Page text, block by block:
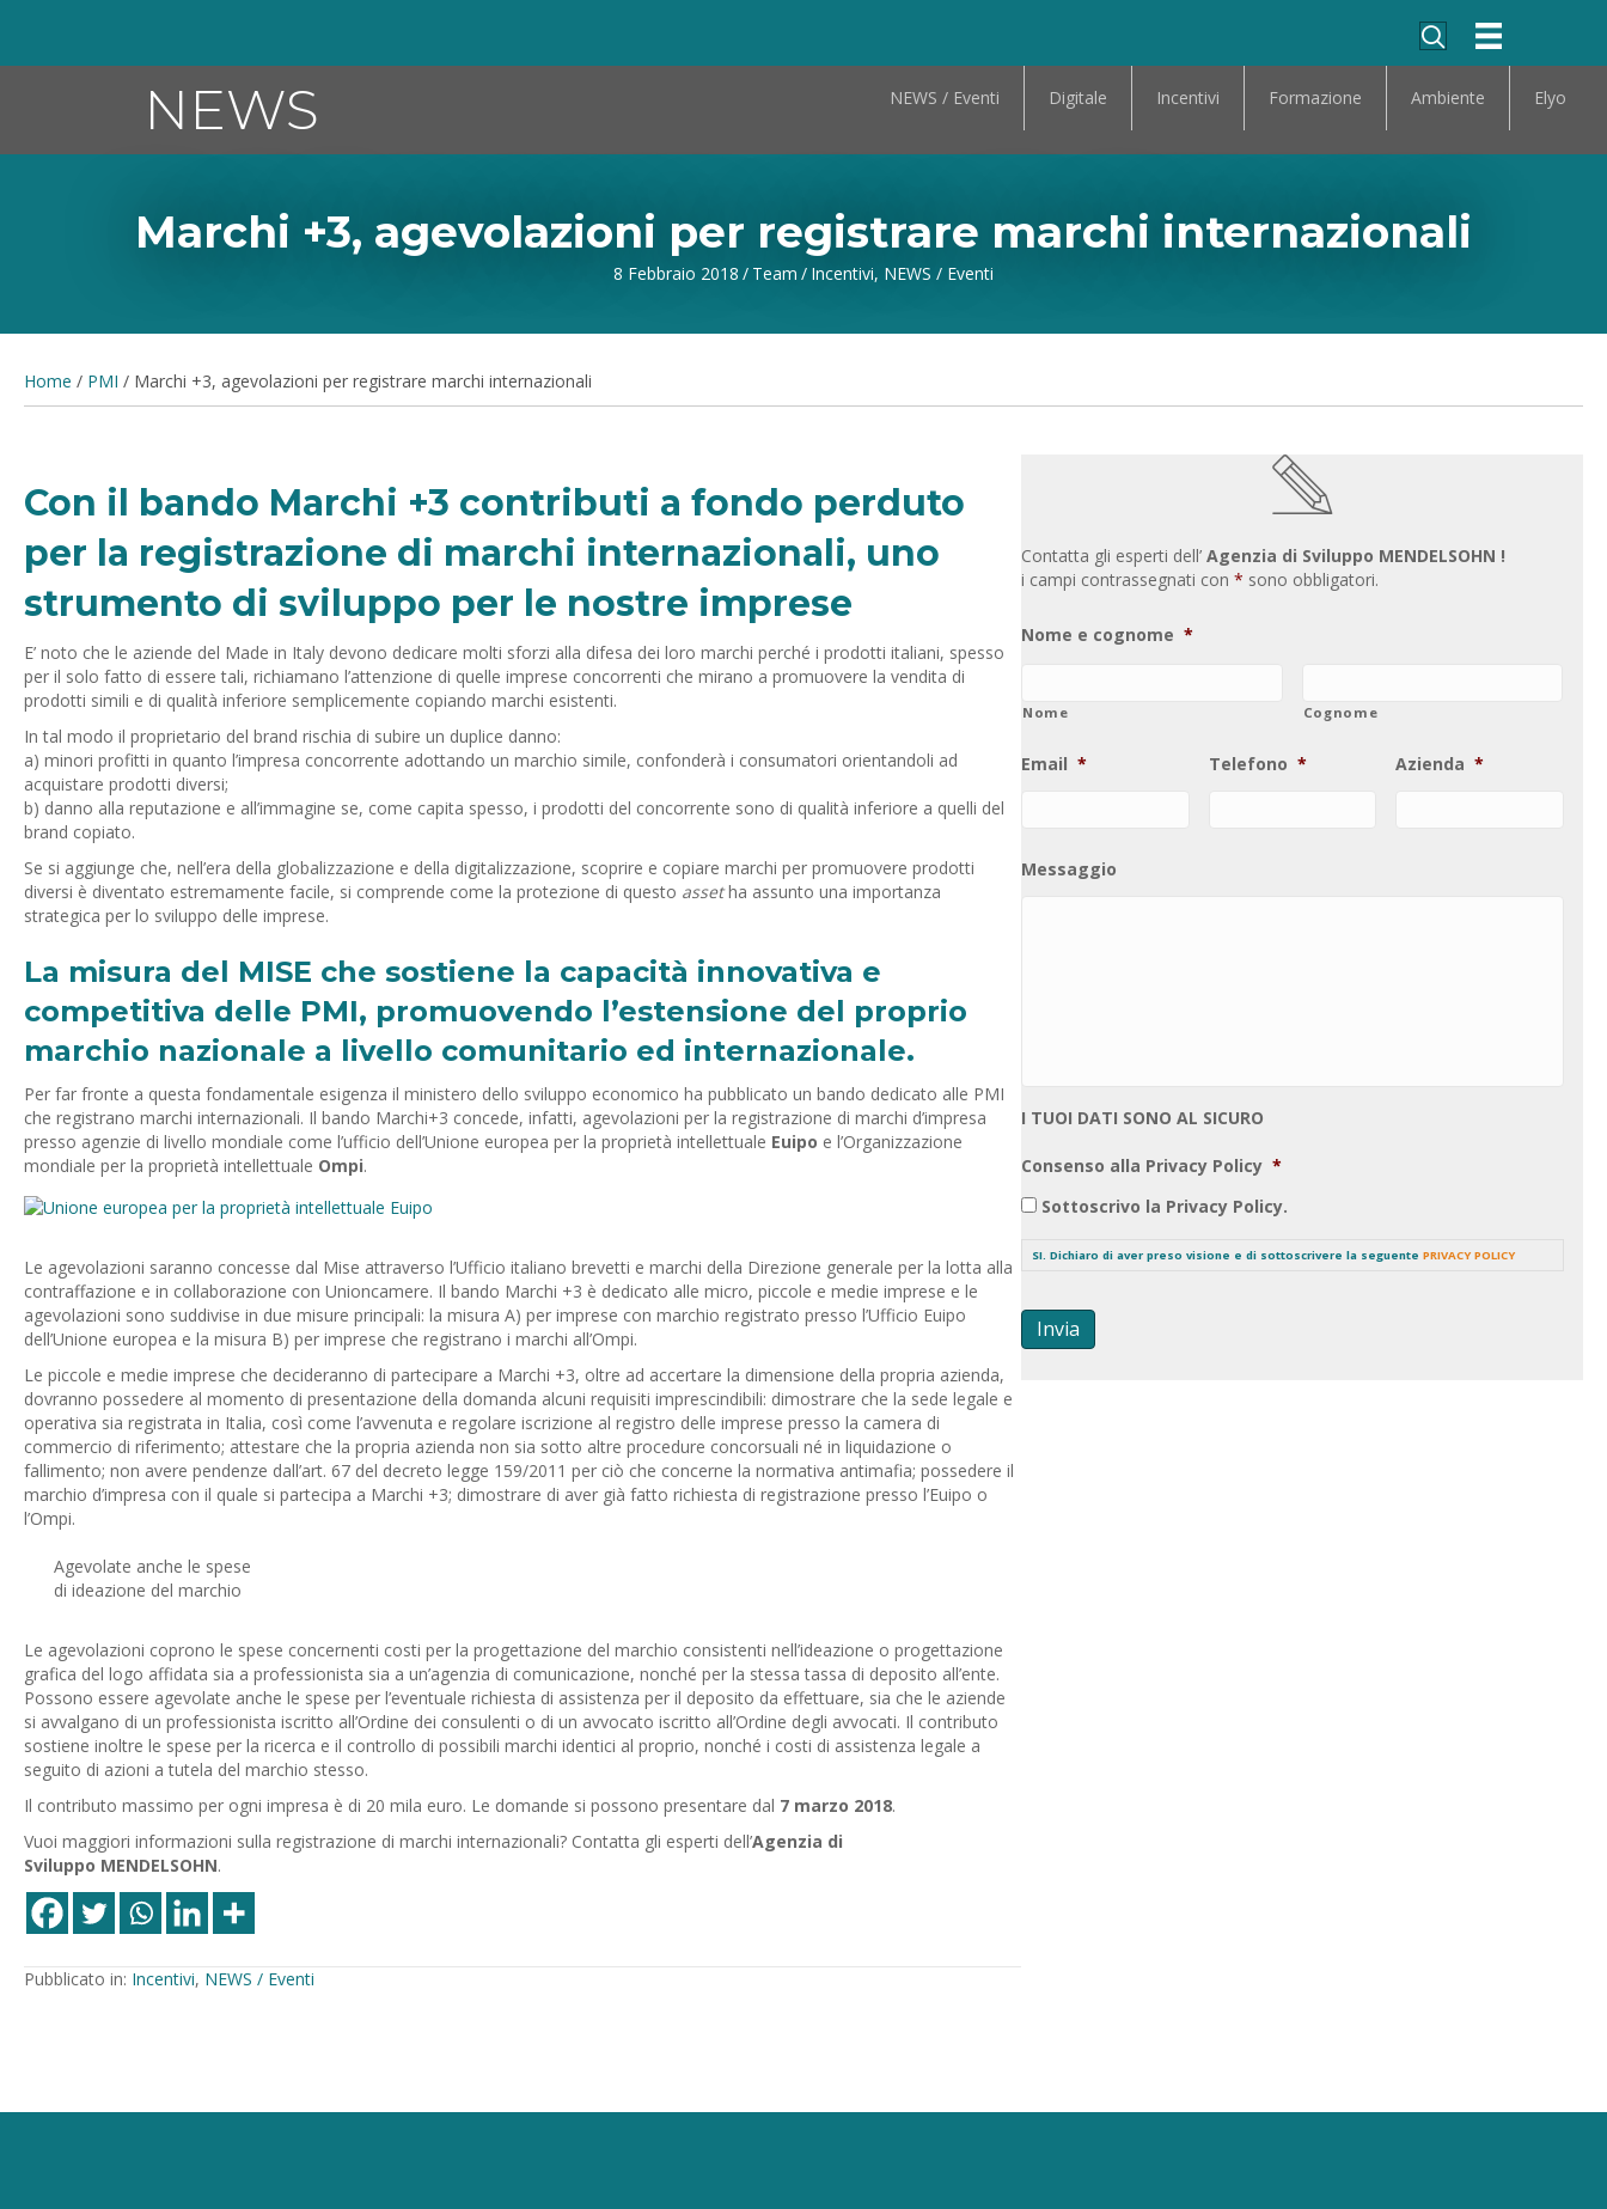
NEWS NEWS / Eventi Digitale Incentivi Formazione Ambiente Elyo
Marchi +3, agevolazioni per registrare marchi internazionali
8 Febbraio 2018 / Team / Incentivi, NEWS / Eventi
Home / PMI / Marchi +3, agevolazioni per registrare marchi internazionali
Con il bando Marchi +3 contributi a fondo perduto
per la registrazione di marchi internazionali, uno
strumento di sviluppo per le nostre imprese
E’ noto che le aziende del Made in Italy devono dedicare molti sforzi alla difesa dei loro marchi perché i prodotti italiani, spesso
per il solo fatto di essere tali, richiamano l’attenzione di quelle imprese concorrenti che mirano a promuovere la vendita di
prodotti simili e di qualità inferiore semplicemente copiando marchi esistenti.
In tal modo il proprietario del brand rischia di subire un duplice danno:
a) minori profitti in quanto l’impresa concorrente adottando un marchio simile, confonderà i consumatori orientandoli ad
acquistare prodotti diversi;
b) danno alla reputazione e all’immagine se, come capita spesso, i prodotti del concorrente sono di qualità inferiore a quelli del
brand copiato.
Se si aggiunge che, nell’era della globalizzazione e della digitalizzazione, scoprire e copiare marchi per promuovere prodotti
diversi è diventato estremamente facile, si comprende come la protezione di questo assetha assunto una importanza
strategica per lo sviluppo delle imprese.
La misura del MISE che sostiene la capacità innovativa e
competitiva delle PMI, promuovendo l’estensione del proprio
marchio nazionale a livello comunitario ed internazionale.
Per far fronte a questa fondamentale esigenza il ministero dello sviluppo economico ha pubblicato un bando dedicato alle PMI
che registrano marchi internazionali. Il bando Marchi+3 concede, infatti, agevolazioni per la registrazione di marchi d’impresa
presso agenzie di livello mondiale come l’ufficio dell’Unione europea per la proprietà intellettuale Euipo e l’Organizzazione
mondiale per la proprietà intellettuale Ompi.
Le agevolazioni saranno concesse dal Mise attraverso l’Ufficio italiano brevetti e marchi della Direzione generale per la lotta alla
contraffazione e in collaborazione con Unioncamere. Il bando Marchi +3 è dedicato alle micro, piccole e medie imprese e le
agevolazioni sono suddivise in due misure principali: la misura A) per imprese con marchio registrato presso l’Ufficio Euipo
dell’Unione europea e la misura B) per imprese che registrano i marchi all’Ompi.
Le piccole e medie imprese che decideranno di partecipare a Marchi +3, oltre ad accertare la dimensione della propria azienda,
dovranno possedere al momento di presentazione della domanda alcuni requisiti imprescindibili: dimostrare che la sede legale e
operativa sia registrata in Italia, così come l’avvenuta e regolare iscrizione al registro delle imprese presso la camera di
commercio di riferimento; attestare che la propria azienda non sia sotto altre procedure concorsuali né in liquidazione o
fallimento; non avere pendenze dall’art. 67 del decreto legge 159/2011 per ciò che concerne la normativa antimafia; possedere il
marchio d’impresa con il quale si partecipa a Marchi +3; dimostrare di aver già fatto richiesta di registrazione presso l’Euipo o
l’Ompi.
Agevolate anche le spese
di ideazione del marchio
Le agevolazioni coprono le spese concernenti costi per la progettazione del marchio consistenti nell’ideazione o progettazione
grafica del logo affidata sia a professionista sia a un’agenzia di comunicazione, nonché per la stessa tassa di deposito all’ente.
Possono essere agevolate anche le spese per l’eventuale richiesta di assistenza per il deposito da effettuare, sia che le aziende
si avvalgano di un professionista iscritto all’Ordine dei consulenti o di un avvocato iscritto all’Ordine degli avvocati. Il contributo
sostiene inoltre le spese per la ricerca e il controllo di possibili marchi identici al proprio, nonché i costi di assistenza legale a
seguito di azioni a tutela del marchio stesso.
Il contributo massimo per ogni impresa è di 20 mila euro. Le domande si possono presentare dal 7 marzo 2018.
Vuoi maggiori informazioni sulla registrazione di marchi internazionali? Contatta gli esperti dell’Agenzia di
Sviluppo MENDELSOHN.
Pubblicato in: Incentivi, NEWS / Eventi
Contatta gli esperti dell’Agenzia di Sviluppo MENDELSOHN !
i campi contrassegnati con* sono obbligatori.
Nome e cognome *
Nome Cognome
Email * Telefono * Azienda *
Messaggio
I TUOI DATI SONO AL SICURO
Consenso alla Privacy Policy *
Sottoscrivo la Privacy Policy.
SI. Dichiaro di aver preso visione e di sottoscrivere la seguentePRIVACY POLICY
Invia